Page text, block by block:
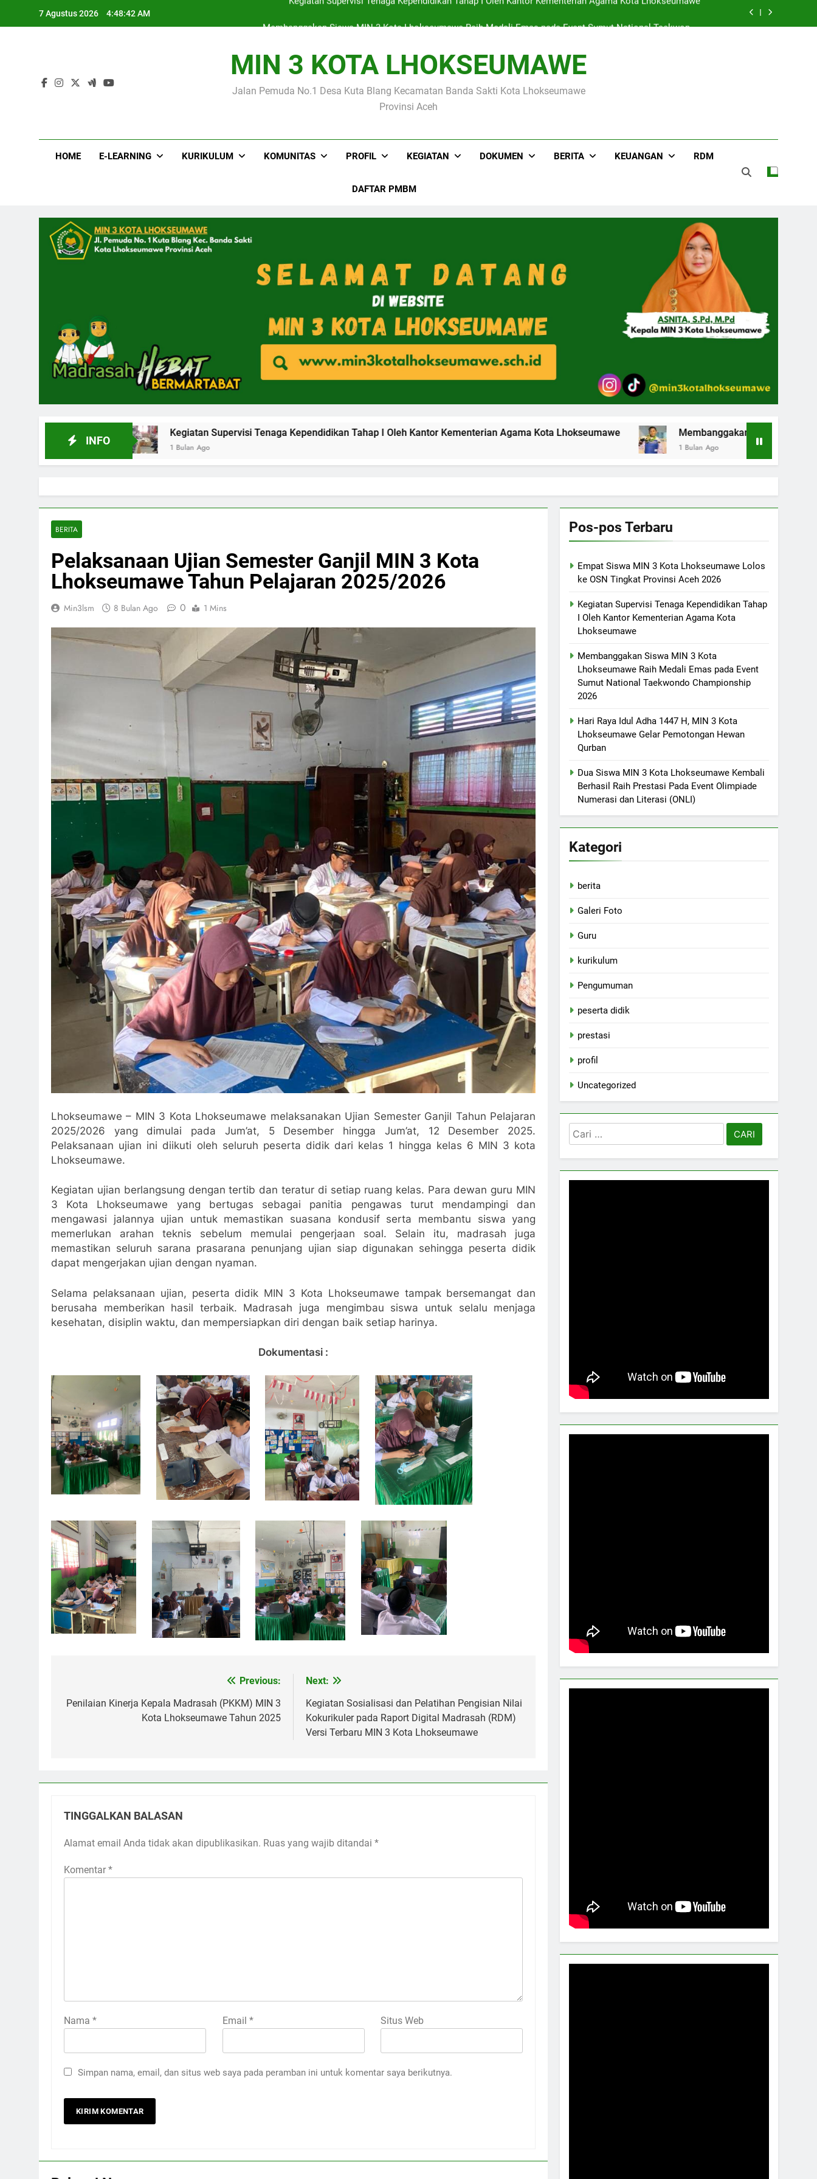
7 Agustus 2026 4:48:43 AM
Championship 2026
Empat Siswa MIN 3 Kota Lhokseumawe Lolos ke OSN Tingkat Provinsi Aceh 2026
Kegiatan Supervisi Tenaga Kependidikan Tahap I Oleh Kantor Kementerian Agama Kota Lhokseumawe
MIN 3 KOTA LHOKSEUMAWE
Jalan Pemuda No.1 Desa Kuta Blang Kecamatan Banda Sakti Kota Lhokseumawe
Provinsi Aceh
HOME E-LEARNING KURIKULUM KOMUNITAS PROFIL KEGIATAN DOKUMEN BERITA KEUANGAN RDM
DAFTAR PMBM
INFO
Kegiatan Supervisi Tenaga Kependidikan Tahap I Oleh Kantor Kementerian Agama Kota Lhokseumawe
1 Bulan Ago
Membanggakan Siswa MIN 3 Kota
1 Bulan Ago
BERITA
Pelaksanaan Ujian Semester Ganjil MIN 3 Kota
Lhokseumawe Tahun Pelajaran 2025/2026
Min3lsm 8 Bulan Ago 0 1 Mins
Lhokseumawe – MIN 3 Kota Lhokseumawe melaksanakan Ujian Semester Ganjil Tahun Pelajaran
2025/2026 yang dimulai pada Jum’at, 5 Desember hingga Jum’at, 12 Desember 2025.
Pelaksanaan ujian ini diikuti oleh seluruh peserta didik dari kelas 1 hingga kelas 6 MIN 3 kota
Lhokseumawe.
Kegiatan ujian berlangsung dengan tertib dan teratur di setiap ruang kelas. Para dewan guru MIN
3 Kota Lhokseumawe yang bertugas sebagai panitia pengawas turut mendampingi dan
mengawasi jalannya ujian untuk memastikan suasana kondusif serta membantu siswa yang
memerlukan arahan teknis sebelum memulai pengerjaan soal. Selain itu, madrasah juga
memastikan seluruh sarana prasarana penunjang ujian siap digunakan sehingga peserta didik
dapat mengerjakan ujian dengan nyaman.
Selama pelaksanaan ujian, peserta didik MIN 3 Kota Lhokseumawe tampak bersemangat dan
berusaha memberikan hasil terbaik. Madrasah juga mengimbau siswa untuk selalu menjaga
kesehatan, disiplin waktu, dan mempersiapkan diri dengan baik setiap harinya.
Dokumentasi :
pos
Previous:
Penilaian Kinerja Kepala Madrasah (PKKM) MIN 3
Kota Lhokseumawe Tahun 2025
Next:
Kegiatan Sosialisasi dan Pelatihan Pengisian Nilai
Kokurikuler pada Raport Digital Madrasah (RDM)
Versi Terbaru MIN 3 Kota Lhokseumawe
TINGGALKAN BALASAN
Alamat email Anda tidak akan dipublikasikan. Ruas yang wajib ditandai *
Komentar *
Nama * Email * Situs Web
Simpan nama, email, dan situs web saya pada peramban ini untuk komentar saya berikutnya.
Pos-pos Terbaru
Empat Siswa MIN 3 Kota Lhokseumawe Lolos
ke OSN Tingkat Provinsi Aceh 2026
Kegiatan Supervisi Tenaga Kependidikan Tahap
I Oleh Kantor Kementerian Agama Kota
Lhokseumawe
Membanggakan Siswa MIN 3 Kota
Lhokseumawe Raih Medali Emas pada Event
Sumut National Taekwondo Championship
2026
Hari Raya Idul Adha 1447 H, MIN 3 Kota
Lhokseumawe Gelar Pemotongan Hewan
Qurban
Dua Siswa MIN 3 Kota Lhokseumawe Kembali
Berhasil Raih Prestasi Pada Event Olimpiade
Numerasi dan Literasi (ONLI)
Kategori
berita
Galeri Foto
Guru
kurikulum
Pengumuman
peserta didik
prestasi
profil
Uncategorized
Cari
untuk: